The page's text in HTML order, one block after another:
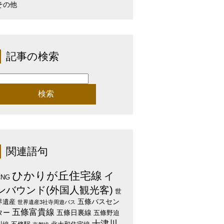
の他
記事の検索
:
関連語句
ひかりが丘住宅線 イ
バウンド(外国人観光客) 世
遺産 世界遺産3社寺周遊バス 五條バスセン
ー 五條富貴線 五條日裏線 五條野迫